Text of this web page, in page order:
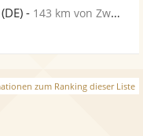
(DE) - 143 km von Zweibrücken
zum Ranking dieser Liste